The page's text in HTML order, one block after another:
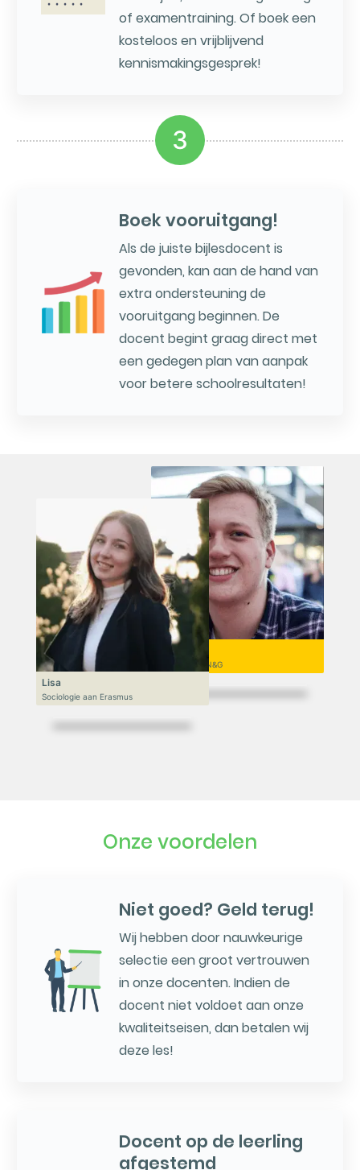
of examentraining. Of boek een
kosteloos en vrijblijvend
kennismakingsgesprek!
3
Boek vooruitgang!
Als de juiste bijlesdocent is
gevonden, kan aan de hand van
extra ondersteuning de
vooruitgang beginnen. De
docent begint graag direct met
een gedegen plan van aanpak
voor betere schoolresultaten!
Niek
VWO 6, N&T/N&G
Lisa
Sociologie aan Erasmus
Onze voordelen
Niet goed? Geld terug!
Wij hebben door nauwkeurige
selectie een groot vertrouwen
in onze docenten. Indien de
docent niet voldoet aan onze
kwaliteitseisen, dan betalen wij
deze les!
Docent op de leerling
afgestemd